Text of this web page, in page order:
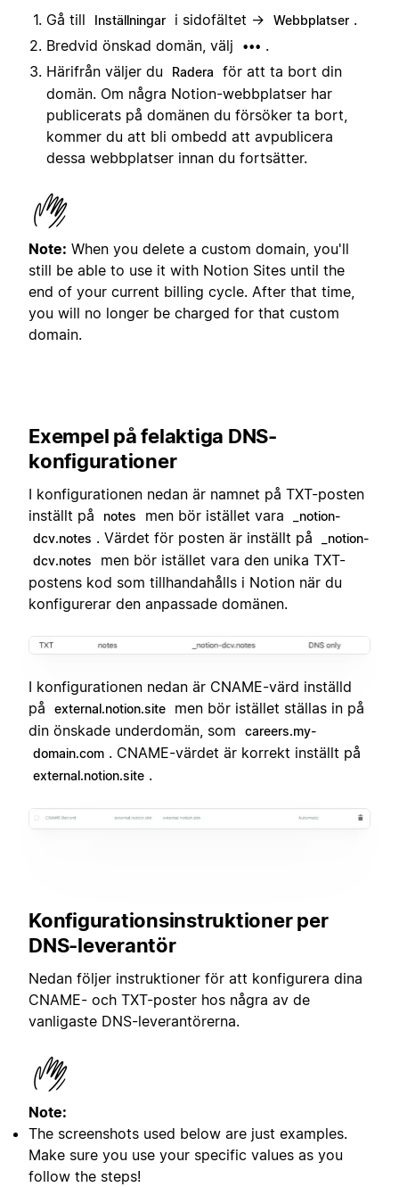
Gå till Inställningar i sidofältet → Webbplatser .
Bredvid önskad domän, välj
••• .
Härifrån väljer du
Radera
för att ta bort din
domän. Om några Notion-webbplatser har
publicerats på domänen du försöker ta bort,
kommer du att bli ombedd att avpublicera
dessa webbplatser innan du fortsätter.
Note: When you delete a custom domain, you'll
still be able to use it with Notion Sites until the
end of your current billing cycle. After that time,
you will no longer be charged for that custom
domain.
Exempel på felaktiga DNS-
konfigurationer
I konfigurationen nedan är namnet på TXT-posten
inställt på
notes men bör istället vara
_notion-
dcv.notes . Värdet för posten är inställt på
_notion-
dcv.notes
men bör istället vara den unika TXT-
postens kod som tillhandahålls i Notion när du
konfigurerar den anpassade domänen.
I konfigurationen nedan är CNAME-värd inställd
på
external.notion.site
men bör istället ställas in på
din önskade underdomän, som
careers.my-
domain.com . CNAME-värdet är korrekt inställt på
external.notion.site .
Konfigurationsinstruktioner per
DNS-leverantör
Nedan följer instruktioner för att konfigurera dina
CNAME- och TXT-poster hos några av de
vanligaste DNS-leverantörerna.
Note:
The screenshots used below are just examples.
Make sure you use your specific values as you
follow the steps!